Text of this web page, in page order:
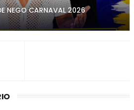
NEGO CARNAVAL 2026